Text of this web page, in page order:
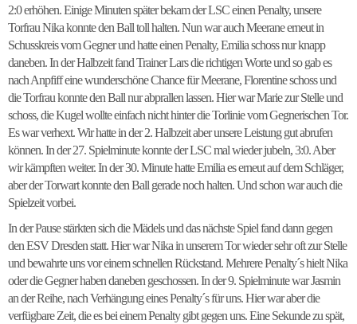
2:0 erhöhen. Einige Minuten später bekam der LSC einen Penalty, unsere
Torfrau Nika konnte den Ball toll halten. Nun war auch Meerane erneut in
Schusskreis vom Gegner und hatte einen Penalty, Emilia schoss nur knapp
daneben. In der Halbzeit fand Trainer Lars die richtigen Worte und so gab es
nach Anpfiff eine wunderschöne Chance für Meerane, Florentine schoss und
die Torfrau konnte den Ball nur abprallen lassen. Hier war Marie zur Stelle und
schoss, die Kugel wollte einfach nicht hinter die Torlinie vom Gegnerischen Tor.
Es war verhext. Wir hatte in der 2. Halbzeit aber unsere Leistung gut abrufen
können. In der 27. Spielminute konnte der LSC mal wieder jubeln, 3:0. Aber
wir kämpften weiter. In der 30. Minute hatte Emilia es erneut auf dem Schläger,
aber der Torwart konnte den Ball gerade noch halten. Und schon war auch die
Spielzeit vorbei.
In der Pause stärkten sich die Mädels und das nächste Spiel fand dann gegen
den ESV Dresden statt. Hier war Nika in unserem Tor wieder sehr oft zur Stelle
und bewahrte uns vor einem schnellen Rückstand. Mehrere Penalty´s hielt Nika
oder die Gegner haben daneben geschossen. In der 9. Spielminute war Jasmin
an der Reihe, nach Verhängung eines Penalty´s für uns. Hier war aber die
verfügbare Zeit, die es bei einem Penalty gibt gegen uns. Eine Sekunde zu spät,